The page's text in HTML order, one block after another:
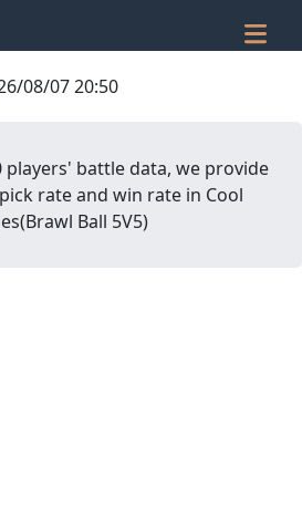
08/07 20:50
players' battle data, we provide
rate and win rate in Cool
(Brawl Ball 5V5)